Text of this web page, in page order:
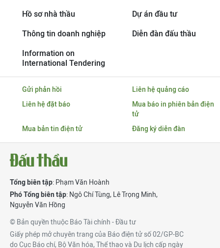
Hồ sơ nhà thầu Dự án đầu tư
Thông tin doanh nghiệp Diễn đàn đấu thầu
Information on
International Tendering
Gửi phản hồi
Liên hệ quảng cáo
Liên hệ đặt báo
Mua báo in phiên bản điện
tử
Mua bản tin điện tử
Đăng ký diễn đàn
Tổng biên tập: Phạm Văn Hoành
Phó Tổng biên tập: Ngô Chí Tùng, Lê Trọng Minh,
Nguyễn Văn Hồng
© Bản quyền thuộc Báo Tài chính - Đầu tư
Giấy phép mở chuyên trang của Báo điện tử số 02/GP-BC
do Cục Báo chí, Bộ Văn hóa, Thể thao và Du lịch cấp ngày